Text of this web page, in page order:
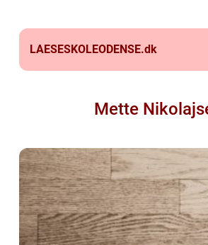
LAESESKOLEODENSE.dk
Mette